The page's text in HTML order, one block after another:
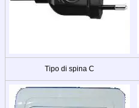
Tipo di spina C